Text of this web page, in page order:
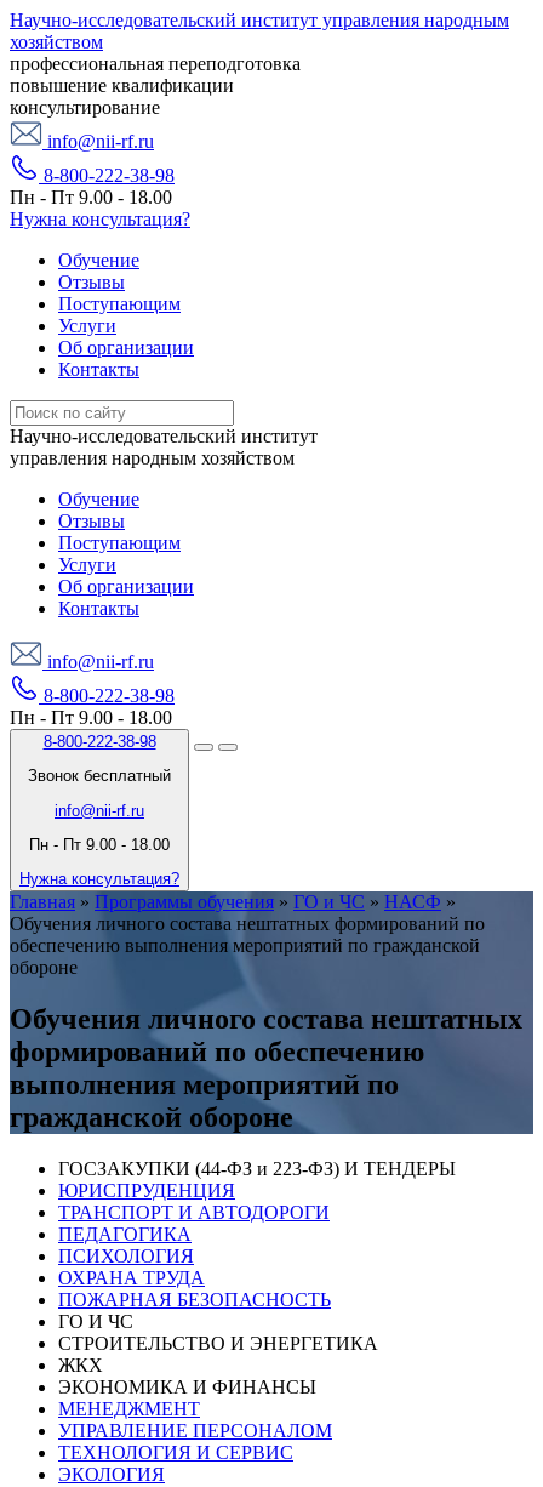
Научно-исследовательский институт управления народным
хозяйством
профессиональная переподготовка
повышение квалификации
консультирование
info@nii-rf.ru
8-800-222-38-98
Пн - Пт 9.00 - 18.00
Нужна консультация?
Обучение
Отзывы
Поступающим
Услуги
Об организации
Контакты
Научно-исследовательский институт
управления народным хозяйством
Обучение
Отзывы
Поступающим
Услуги
Об организации
Контакты
info@nii-rf.ru
8-800-222-38-98
Пн - Пт 9.00 - 18.00
8-800-222-38-98
Звонок бесплатный
info@nii-rf.ru
Пн - Пт 9.00 - 18.00
Нужна консультация?
Главная » Программы обучения » ГО и ЧС » НАСФ »
Обучения личного состава нештатных формирований по
обеспечению выполнения мероприятий по гражданской
обороне
Обучения личного состава нештатных
формирований по обеспечению
выполнения мероприятий по
гражданской обороне
ГОСЗАКУПКИ (44-ФЗ и 223-ФЗ) И ТЕНДЕРЫ
ЮРИСПРУДЕНЦИЯ
ТРАНСПОРТ И АВТОДОРОГИ
ПЕДАГОГИКА
ПСИХОЛОГИЯ
ОХРАНА ТРУДА
ПОЖАРНАЯ БЕЗОПАСНОСТЬ
ГО И ЧС
СТРОИТЕЛЬСТВО И ЭНЕРГЕТИКА
ЖКХ
ЭКОНОМИКА И ФИНАНСЫ
МЕНЕДЖМЕНТ
УПРАВЛЕНИЕ ПЕРСОНАЛОМ
ТЕХНОЛОГИЯ И СЕРВИС
ЭКОЛОГИЯ